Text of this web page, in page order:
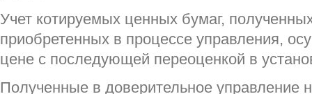
Учет котируемых ценных бумаг,
приобретенных в процессе управления,
цене с последующей переоценкой в
Полученные в доверительное управление